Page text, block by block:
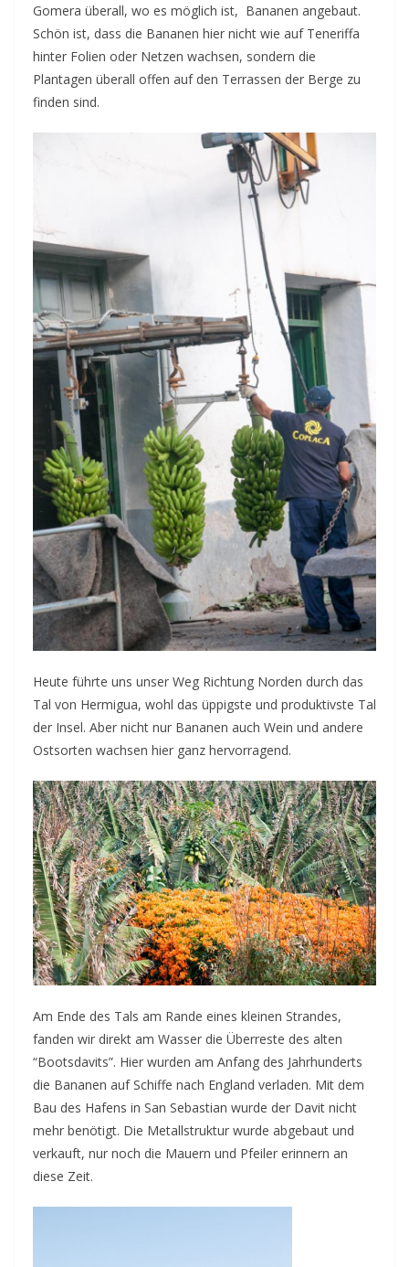
Gomera überall, wo es möglich ist, Bananen angebaut.
Schön ist, dass die Bananen hier nicht wie auf Teneriffa
hinter Folien oder Netzen wachsen, sondern die
Plantagen überall offen auf den Terrassen der Berge zu
finden sind.
Heute führte uns unser Weg Richtung Norden durch das
Tal von Hermigua, wohl das üppigste und produktivste Tal
der Insel. Aber nicht nur Bananen auch Wein und andere
Ostsorten wachsen hier ganz hervorragend.
Am Ende des Tals am Rande eines kleinen Strandes,
fanden wir direkt am Wasser die Überreste des alten
“Bootsdavits”. Hier wurden am Anfang des Jahrhunderts
die Bananen auf Schiffe nach England verladen. Mit dem
Bau des Hafens in San Sebastian wurde der Davit nicht
mehr benötigt. Die Metallstruktur wurde abgebaut und
verkauft, nur noch die Mauern und Pfeiler erinnern an
diese Zeit.